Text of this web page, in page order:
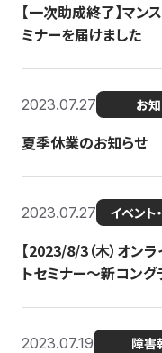
【一次助成終了】マ
ミナーを届けました
2023.07.27 お
夏季休業のお知らせ
2023.07.27 イベント
【2023/8/3（木）オン
トセミナー〜新コン
2023.07.19 障害